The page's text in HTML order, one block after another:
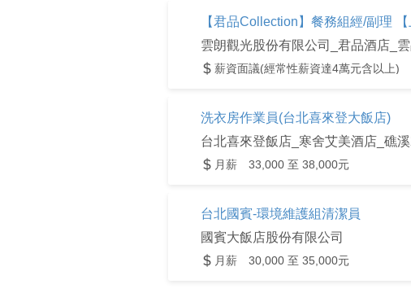
【君品Collection】餐務組經/副理 【
薪資面議(經常性薪資達4萬元含以上)
洗衣房作業員(台北喜來登大飯店)
月薪 33,000 至 38,000元
台北國賓-環境維護組清潔員
國賓大飯店股份有限公司
月薪 30,000 至 35,000元